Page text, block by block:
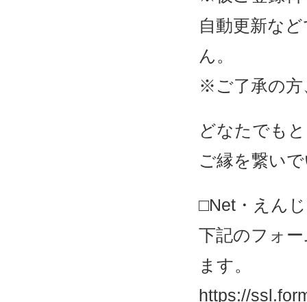
自動更新な
ん。
※ご了承の方
どなたでも
ご縁を繋い
□Net・えん
下記のフォ
ます。
https://